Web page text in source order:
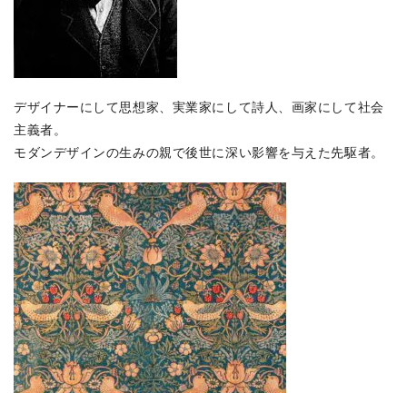
デザイナーにして思想家、実業家にして詩人、画家にして社会
主義者。
モダンデザインの生みの親で後世に深い影響を与えた先駆者。